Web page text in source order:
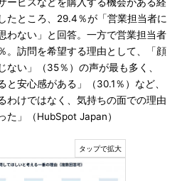
たところ、29.4％が「営業担当者に
わない」と回答。一方で営業担当者
。訪問を希望する理由として、「顔
ない」（35％）の声が最も多く、
と安心感がある」（30.1％）など、
わけではなく、気持ちの面での理由
た」（HubSpot Japan）